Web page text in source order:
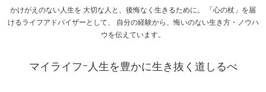
かけがえのない人生を 大切な人と、後悔なく生きるために。 「心の杖」を届
けるライフアドバイザーとして、 自分の経験から、悔いのない生き方・ノウハ
ウを伝えています。
マイライフｰ人生を豊かに生き抜く道しるべ